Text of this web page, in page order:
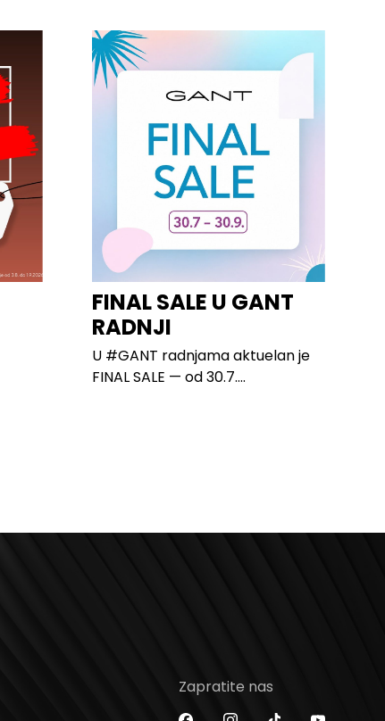
FINAL SALE U GANT
RADNJI
U #GANT radnjama aktuelan je
FINAL SALE — od 30.7....
Zapratite nas